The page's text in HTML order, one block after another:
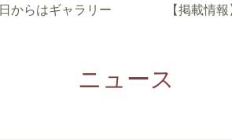
からはギャラリー
【掲載情
ニュース